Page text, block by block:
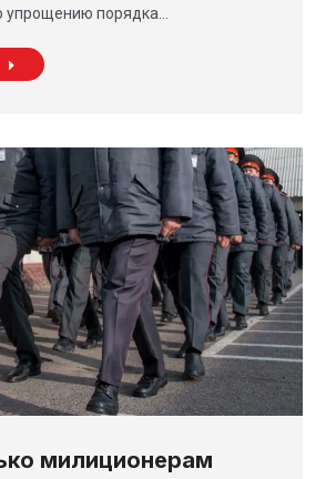
упрощению порядка…
милиционерам